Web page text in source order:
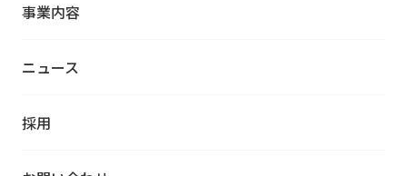
事業内容
ニュース
採用